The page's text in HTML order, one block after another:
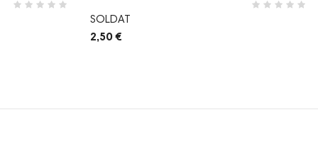
SOLDAT
2,50 €